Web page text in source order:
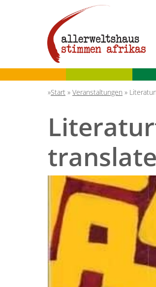
Start » Veranstaltungen »